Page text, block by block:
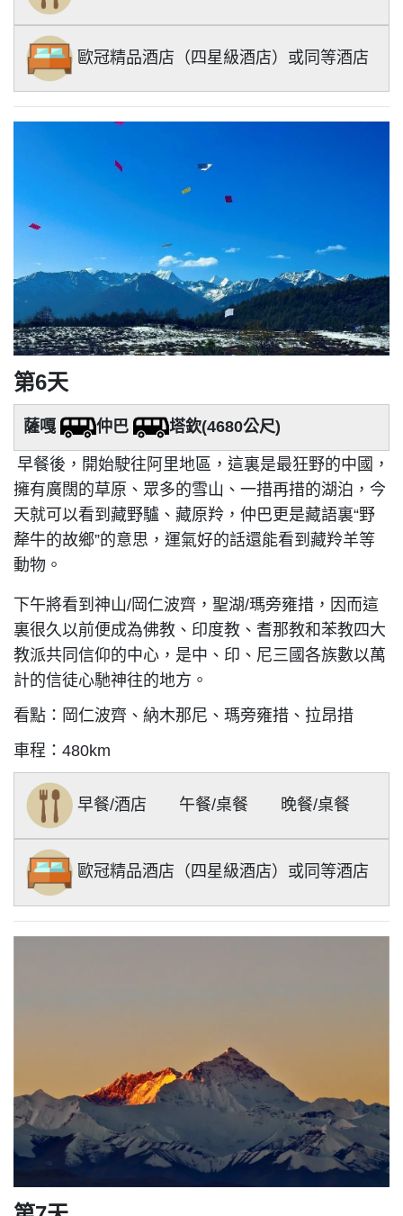
歐冠精品酒店（四星級酒店）或同等酒店
第6天
薩嘎 仲巴 塔欽(4680公尺)
早餐後，開始駛往阿里地區，這裏是最狂野的中國，
擁有廣闊的草原、眾多的雪山、一措再措的湖泊，今
天就可以看到藏野驢、藏原羚，仲巴更是藏語裏“野
犛牛的故鄉”的意思，運氣好的話還能看到藏羚羊等
動物。
下午將看到神山/岡仁波齊，聖湖/瑪旁雍措，因而這
裏很久以前便成為佛教、印度教、耆那教和苯教四大
教派共同信仰的中心，是中、印、尼三國各族數以萬
計的信徒心馳神往的地方。
看點：岡仁波齊、納木那尼、瑪旁雍措、拉昂措
車程：480km
早餐/酒店 午餐/桌餐 晚餐/桌餐
歐冠精品酒店（四星級酒店）或同等酒店